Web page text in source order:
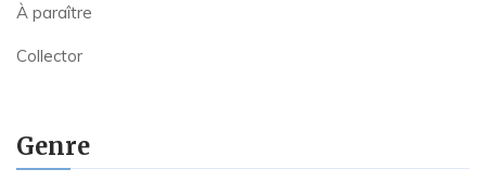
À paraître
Collector
Genre